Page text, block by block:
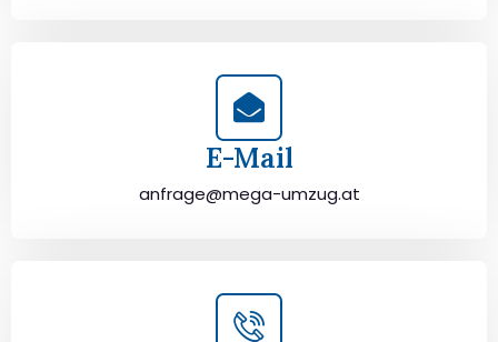
E-Mail
anfrage@mega-umzug.at